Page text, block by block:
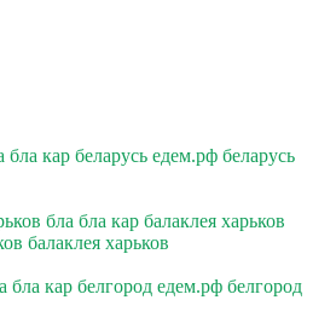
бла кар беларусь едем.рф беларусь
бла бла кар балаклея харьков
балаклея харьков
бла кар белгород едем.рф белгород